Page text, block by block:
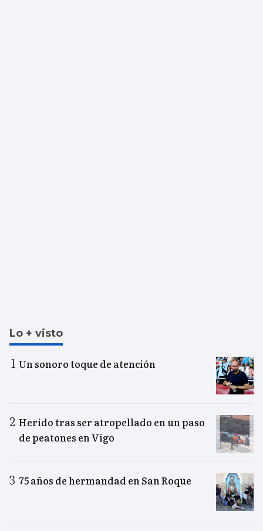
Lo + visto
Un sonoro toque de atención
Herido tras ser atropellado en un paso
de peatones en Vigo
75 años de hermandad en San Roque